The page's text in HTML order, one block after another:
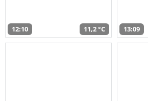
12:10 11,2 °C 13:09